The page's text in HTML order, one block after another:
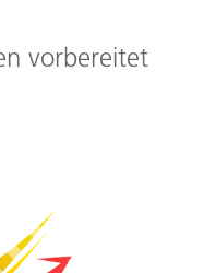
vorbereitet